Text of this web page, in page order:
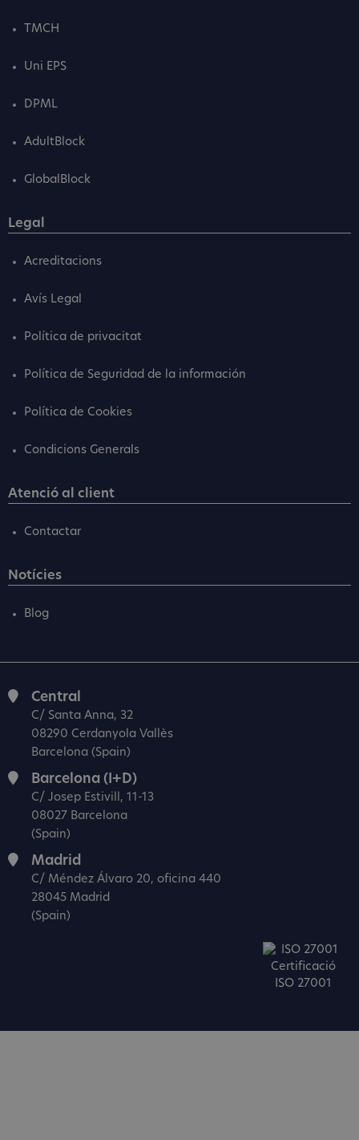
TMCH
Uni EPS
DPML
AdultBlock
GlobalBlock
Legal
Acreditacions
Avís Legal
Política de privacitat
Política de Seguridad de la información
Política de Cookies
Condicions Generals
Atenció al client
Contactar
Notícies
Blog
Central
C/ Santa Anna, 32
08290 Cerdanyola Vallès
Barcelona (Spain)
Barcelona (I+D)
C/ Josep Estivill, 11-13
08027 Barcelona
(Spain)
Madrid
C/ Méndez Álvaro 20, oficina 440
28045 Madrid
(Spain)
Certificació
ISO 27001